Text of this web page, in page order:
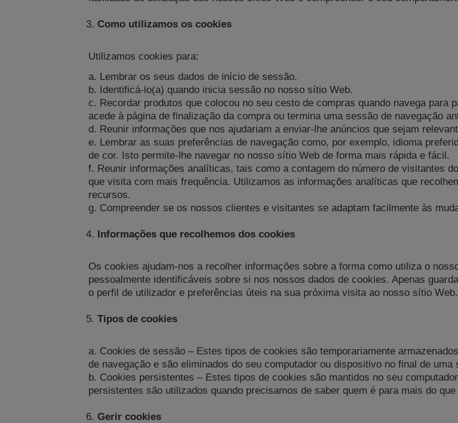
Como utilizamos os cookies
Utilizamos cookies para:
a. Lembrar os seus dados de início de sessão.
b. Identificá-lo(a) quando inicia sessão no nosso sítio Web.
c. Recordar produtos que colocou no seu cesto de compras quando navega para
acede à página de finalização da compra ou termina uma sessão de navegação
d. Reunir informações que nos ajudariam a enviar-lhe anúncios que sejam
e. Lembrar as suas preferências de navegação como, por exemplo, idioma
de cor. Isto permite-lhe navegar no nosso sítio Web de forma mais rápida e fácil.
f. Reunir informações analíticas, tais como a contagem do número de visitantes
que visita com mais frequência. Utilizamos as informações analíticas que
recursos.
g. Compreender se os nossos clientes e visitantes se adaptam facilmente às
Informações que recolhemos dos cookies
Os cookies ajudam-nos a recolher informações sobre a forma como utiliza o
pessoalmente identificáveis sobre si nos nossos dados de cookies. Apenas
o perfil de utilizador e preferências úteis na sua próxima visita ao nosso sítio Web.
Tipos de cookies
a. Cookies de sessão – Estes tipos de cookies são temporariamente
de navegação e são eliminados do seu computador ou dispositivo no final de uma
b. Cookies persistentes – Estes tipos de cookies são mantidos no seu
persistentes são utilizados quando precisamos de saber quem é para mais do
Gerir cookies